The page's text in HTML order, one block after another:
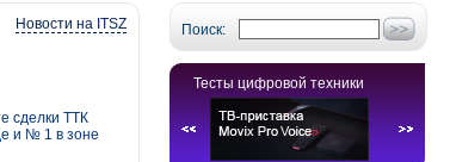
Поиск:
Тесты цифровой техники
Новости на ITSZ
сделки ТТК
и № 1 в зоне